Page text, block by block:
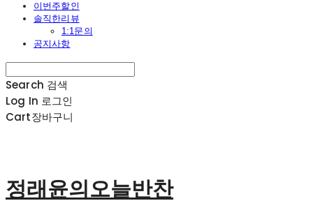
이번주할인
솔직한리뷰
1:1문의
공지사항
Search 검색
Log In 로그인
Cart장바구니
정래윤의오늘반찬